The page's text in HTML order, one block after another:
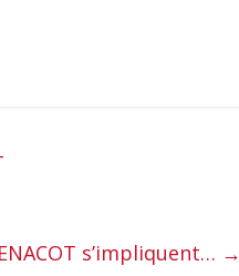
s’impliquent… →